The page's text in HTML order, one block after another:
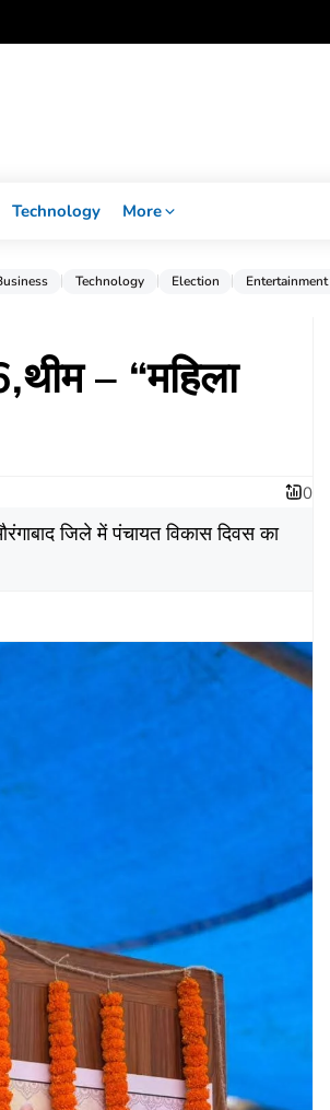
Technology More
Technology Election Entertainment
– “महिला
0
जिले में पंचायत विकास दिवस का